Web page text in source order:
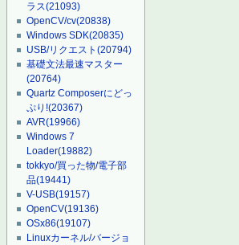
ラス(21093)
OpenCV/cv(20838)
Windows SDK(20835)
USB/リクエスト(20794)
基礎文法最速マスター
(20764)
Quartz Composerにどっ
ぷり!(20367)
AVR(19966)
Windows 7
Loader(19882)
tokkyo/買った物/電子部
品(19441)
V-USB(19157)
OpenCV(19136)
OSx86(19107)
Linuxカーネル/バージョ